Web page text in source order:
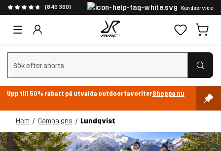
(846 380) Kundservice
Rensa sök
Upp till 50% rabatt på utvalda outdoorfavoriterShoppa nu
Hem Campaigns Lundqvist